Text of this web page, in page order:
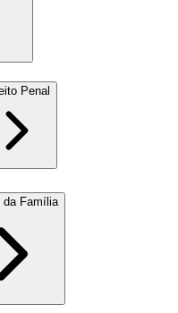
Penal
da Família